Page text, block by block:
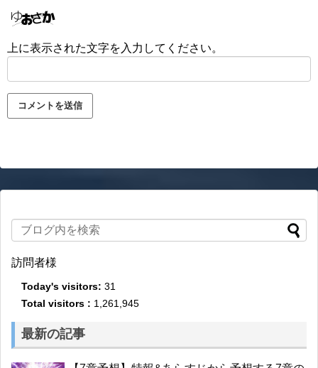
上に表示された文字を入力してください。
訪問者様
Today's visitors: 31
Total visitors : 1,261,945
最新の記事